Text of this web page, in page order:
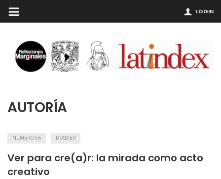
LOGIN
AUTORÍA
NÚMERO 56 DOSSIER
Ver para cre(a)r: la mirada como acto
creativo